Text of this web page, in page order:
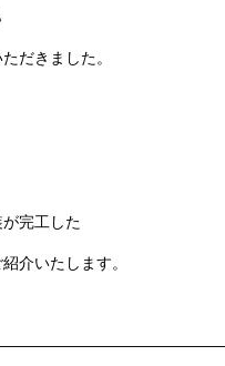
だきました。
が完工した
介いたします。